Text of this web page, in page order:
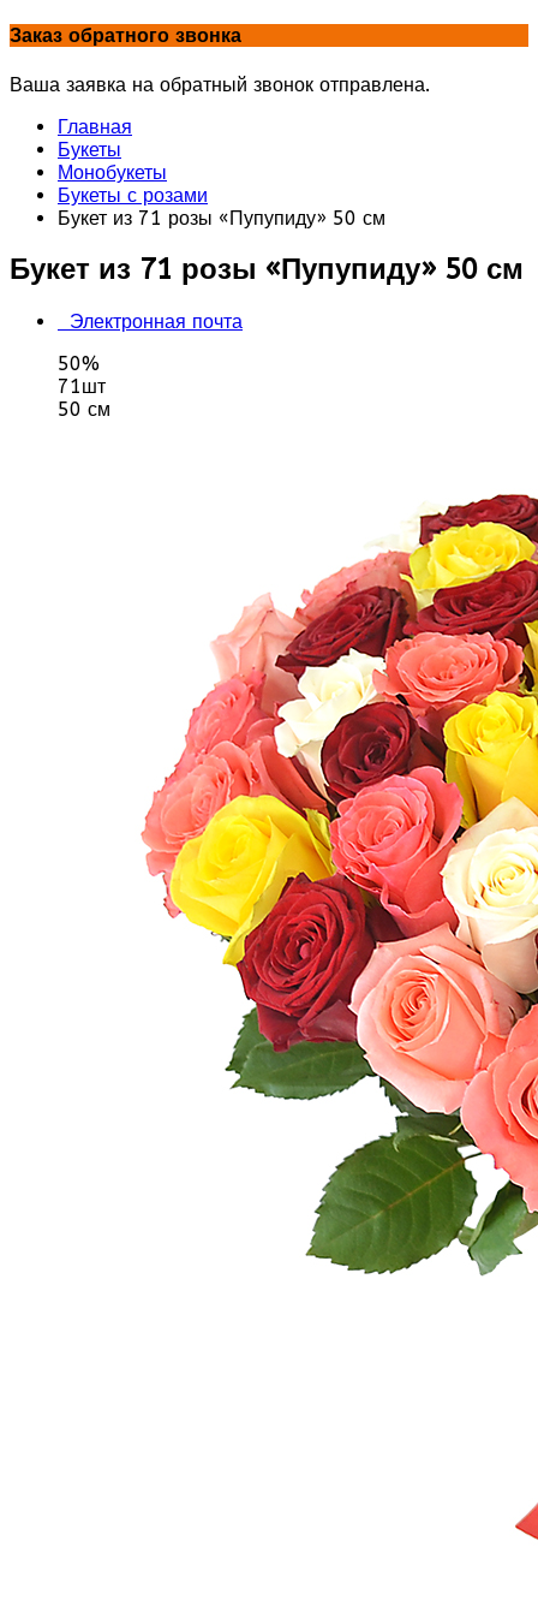
Заказ обратного звонка
Ваша заявка на обратный звонок отправлена.
Главная
Букеты
Монобукеты
Букеты с розами
Букет из 71 розы «Пупупиду» 50 см
Букет из 71 розы «Пупупиду» 50 см
Электронная почта
50%
71шт
50 см